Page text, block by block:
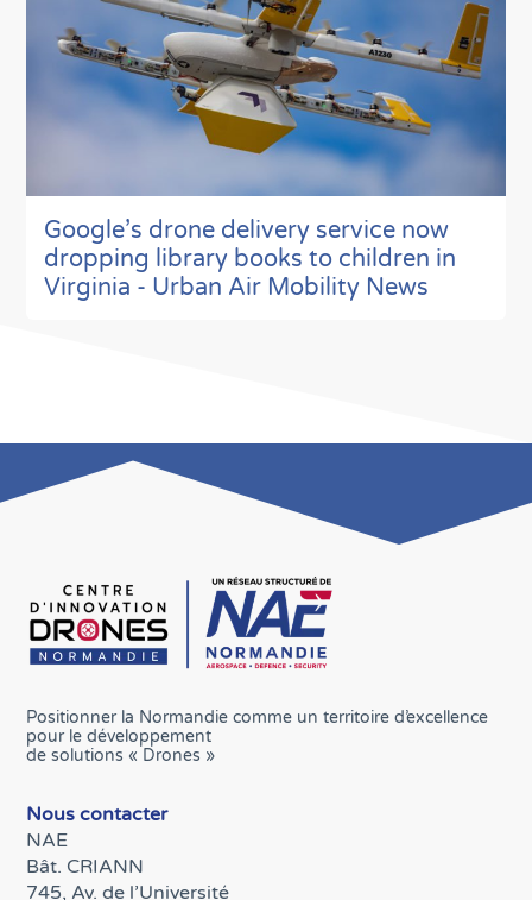
Google’s drone delivery service now
dropping library books to children in
Virginia - Urban Air Mobility News
Positionner la Normandie comme un territoire d’excellence
pour le développement
de solutions « Drones »
Nous contacter
NAE
Bât. CRIANN
745, Av. de l’Université